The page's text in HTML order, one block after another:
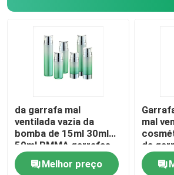
da garrafa mal
ventilada vazia da
bomba de 15ml 30ml
50ml PMMA garrafas
mal ventiladas de prata
do distribuidor
Melhor preço
mal
da
50ml